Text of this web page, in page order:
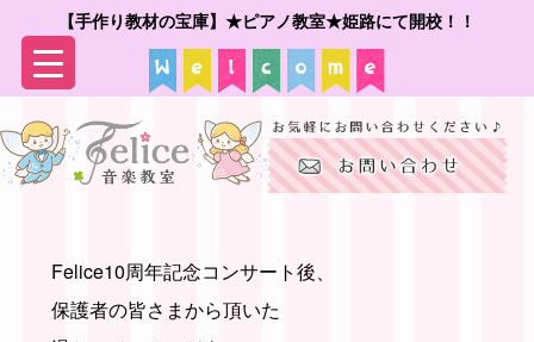
【手作り教材の宝庫】★ピアノ教室★姫路にて開校！！
Felice10周年記念コンサート後、
保護者の皆さまから頂いた
▼